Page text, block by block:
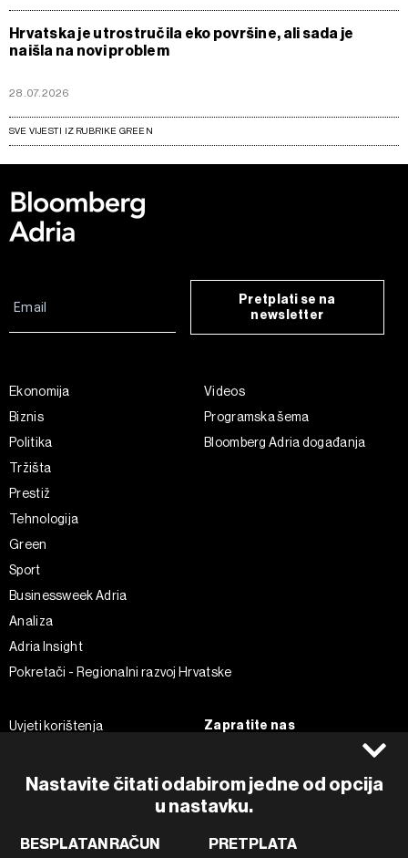
Hrvatska je utrostručila eko površine, ali sada je
naišla na novi problem
28.07.2026
SVE VIJESTI IZ RUBRIKE GREEN
Nastavite čitati odabirom jedne od opcija
u nastavku.
BESPLATAN RAČUN PRETPLATA
Pretplati se na
newsletter
Ekonomija
Biznis
Politika
Tržišta
Prestiž
Tehnologija
Green
Sport
Businessweek Adria
Analiza
Adria Insight
Pokretači - Regionalni razvoj Hrvatske
Videos
Programska šema
Bloomberg Adria događanja
Uvjeti korištenja
Politika kolačića
Korištenje umjetne inteligencije
Zapratite nas
Instagram
Twitter
Tiktok